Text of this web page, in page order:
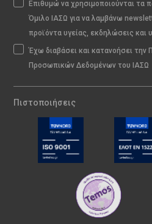
Επιθυμώ να χρησιμοποιούνται τα
Όμιλο ΙΑΣΩ για να λαμβάνω
προϊόντα υγείας, εκδηλώσεις και
Έχω διαβάσει και κατανοήσει την
Προσωπικών Δεδομένων του ΙΑΣΩ
Πιστοποιήσεις